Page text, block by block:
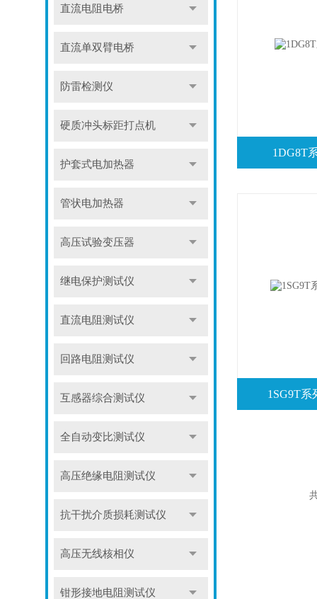
直流电阻电桥
直流单双臂电桥
防雷检测仪
硬质冲头标距打点机
护套式电加热器
管状电加热器
高压试验变压器
继电保护测试仪
直流电阻测试仪
回路电阻测试仪
互感器综合测试仪
全自动变比测试仪
高压绝缘电阻测试仪
抗干扰介质损耗测试仪
高压无线核相仪
钳形接地电阻测试仪
1DG8T
1SG9T